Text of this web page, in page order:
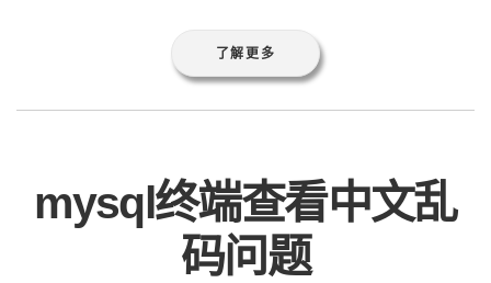
了解更多
mysql终端查看中文乱
码问题